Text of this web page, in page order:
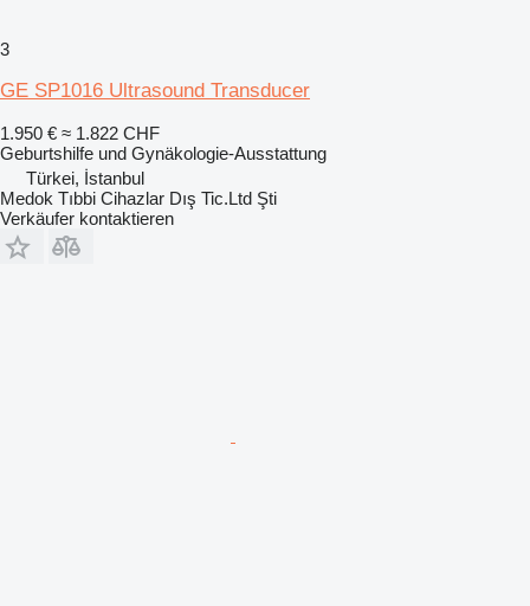
3
GE SP1016 Ultrasound Transducer
1.950 € ≈ 1.822 CHF
Geburtshilfe und Gynäkologie-Ausstattung
Türkei, İstanbul
Medok Tıbbi Cihazlar Dış Tic.Ltd Şti
Verkäufer kontaktieren